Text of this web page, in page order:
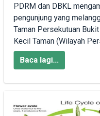
PDRM dan DBKL
pengunjung yang
Taman Persekutuan
Kecil Taman (Wilayah
Baca lagi...